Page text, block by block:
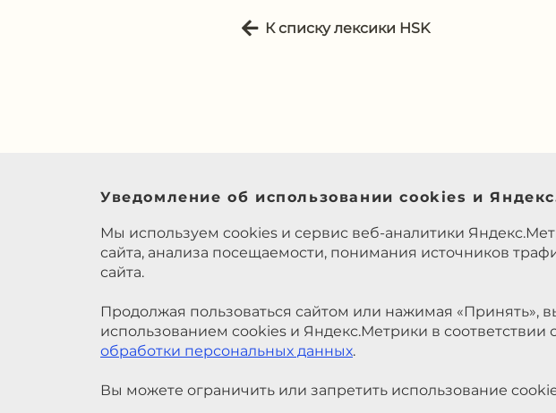
К списку лексики HSK
Уведомление об использовании cookies и
Мы используем cookies и сервис веб-аналитики
сайта, анализа посещаемости, понимания источников
сайта.
Продолжая пользоваться сайтом или нажимая «Принять»,
использованием cookies и Яндекс.Метрики в соответствии
обработки персональных данных.
Вы можете ограничить или запретить использование